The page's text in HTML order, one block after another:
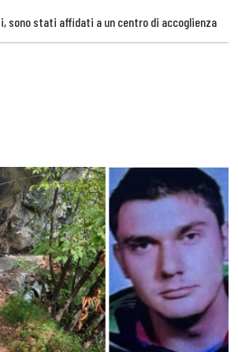
sono stati affidati a un centro di accoglienza